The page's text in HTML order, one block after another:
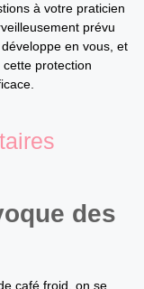
à votre praticien
prévu
en vous, et
protection
des
café froid, on se